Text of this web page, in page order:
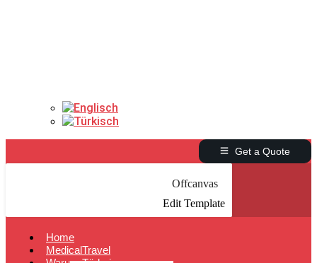
Get a Quote
Offcanvas
Edit Template
Home
MedicalTravel